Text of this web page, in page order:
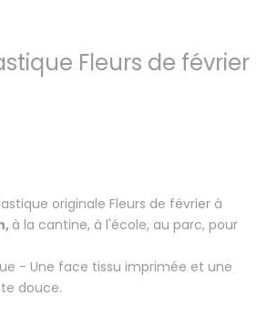
Fleurs de février
originale Fleurs de février à
à la cantine, à l'école, au parc, pour
- Une face tissu imprimée et une
douce.